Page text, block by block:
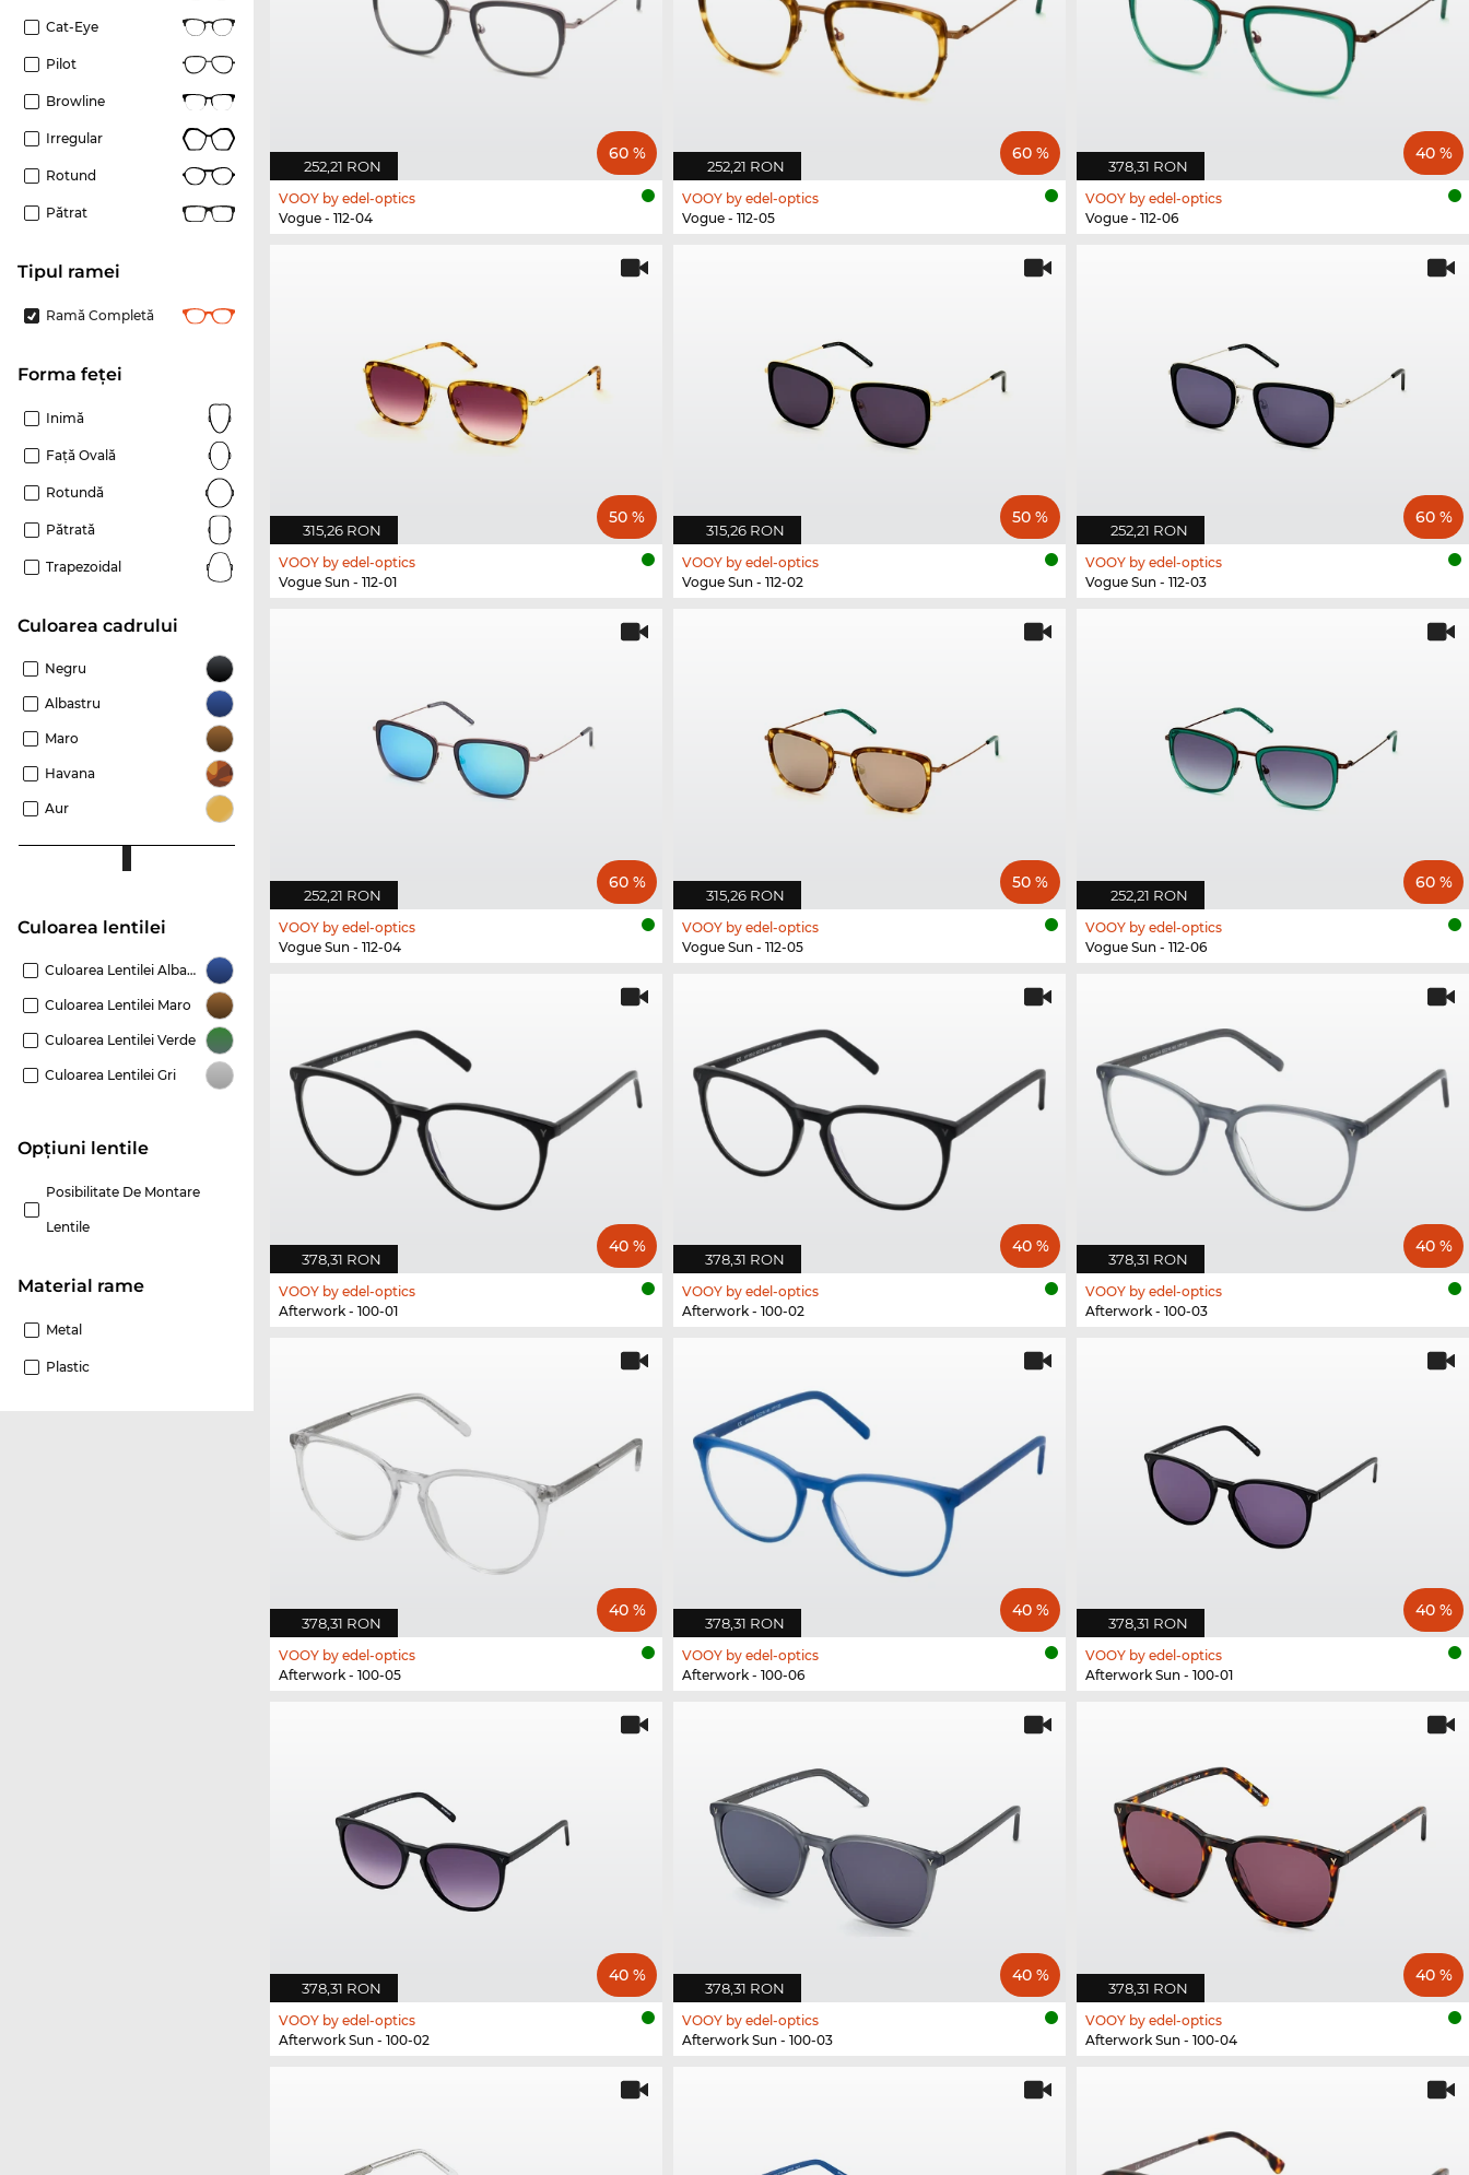
Cat-Eye
Pilot
Browline
Irregular
Rotund
Pătrat
Tipul ramei
Ramă Completă
Forma feței
Inimă
Față Ovală
Rotundă
Pătrată
Trapezoidal
Culoarea cadrului
Negru
Albastru
Maro
Havana
Aur
Culoarea lentilei
Culoarea Lentilei Albastru
Culoarea Lentilei Maro
Culoarea Lentilei Verde
Culoarea Lentilei Gri
Opțiuni lentile
Posibilitate De Montare
Lentile
Material rame
Metal
Plastic
252,21 RON
60 %
VOOY by edel-optics
Vogue - 112-04
252,21 RON
60 %
VOOY by edel-optics
Vogue - 112-05
378,31 RON
40 %
VOOY by edel-optics
Vogue - 112-06
315,26 RON
50 %
VOOY by edel-optics
Vogue Sun - 112-01
315,26 RON
50 %
VOOY by edel-optics
Vogue Sun - 112-02
252,21 RON
60 %
VOOY by edel-optics
Vogue Sun - 112-03
252,21 RON
60 %
VOOY by edel-optics
Vogue Sun - 112-04
315,26 RON
50 %
VOOY by edel-optics
Vogue Sun - 112-05
252,21 RON
60 %
VOOY by edel-optics
Vogue Sun - 112-06
378,31 RON
40 %
VOOY by edel-optics
Afterwork - 100-01
378,31 RON
40 %
VOOY by edel-optics
Afterwork - 100-02
378,31 RON
40 %
VOOY by edel-optics
Afterwork - 100-03
378,31 RON
40 %
VOOY by edel-optics
Afterwork - 100-05
378,31 RON
40 %
VOOY by edel-optics
Afterwork - 100-06
378,31 RON
40 %
VOOY by edel-optics
Afterwork Sun - 100-01
378,31 RON
40 %
VOOY by edel-optics
Afterwork Sun - 100-02
378,31 RON
40 %
VOOY by edel-optics
Afterwork Sun - 100-03
378,31 RON
40 %
VOOY by edel-optics
Afterwork Sun - 100-04